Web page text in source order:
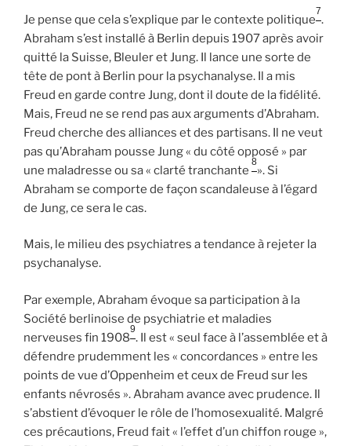
Je pense que cela s’explique par le contexte politique
7
.
Abraham s’est installé à Berlin depuis 1907 après avoir
quitté la Suisse, Bleuler et Jung. Il lance une sorte de
tête de pont à Berlin pour la psychanalyse. Il a mis
Freud en garde contre Jung, dont il doute de la fidélité.
Mais, Freud ne se rend pas aux arguments d’Abraham.
Freud cherche des alliances et des partisans. Il ne veut
pas qu’Abraham pousse Jung « du côté opposé » par
une maladresse ou sa « clarté tranchante
8
». Si
Abraham se comporte de façon scandaleuse à l’égard
de Jung, ce sera le cas.
Mais, le milieu des psychiatres a tendance à rejeter la
psychanalyse.
Par exemple, Abraham évoque sa participation à la
Société berlinoise de psychiatrie et maladies
nerveuses fin 1908
9
. Il est « seul face à l’assemblée et à
défendre prudemment les « concordances » entre les
points de vue d’Oppenheim et ceux de Freud sur les
enfants névrosés ». Abraham avance avec prudence. Il
s’abstient d’évoquer le rôle de l’homosexualité. Malgré
ces précautions, Freud fait « l’effet d’un chiffon rouge »,